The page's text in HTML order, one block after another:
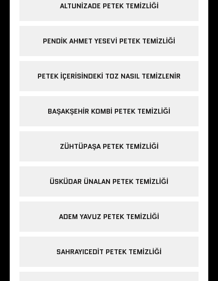
ALTUNIZADE PETEK TEMIZLIĞI
PENDIK AHMET YESEVI PETEK TEMIZLIĞI
PETEK IÇERISINDEKI TOZ NASIL TEMIZLENIR
BAŞAKŞEHIR KOMBI PETEK TEMIZLIĞI
ZÜHTÜPAŞA PETEK TEMIZLIĞI
ÜSKÜDAR ÜNALAN PETEK TEMIZLIĞI
ADEM YAVUZ PETEK TEMIZLIĞI
SAHRAYICEDIT PETEK TEMIZLIĞI